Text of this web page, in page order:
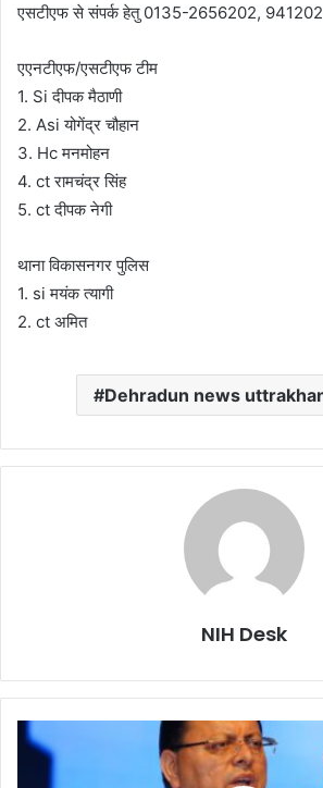
एसटीएफ से संपर्क हेतु 0135-2656202,
एएनटीएफ/एसटीएफ टीम
1. Si दीपक मैठाणी
2. Asi योगेंद्र चौहान
3. Hc मनमोहन
4. ct रामचंद्र सिंह
5. ct दीपक नेगी
थाना विकासनगर पुलिस
1. si मयंक त्यागी
2. ct अमित
Dehradun news
NIH Desk
धामी